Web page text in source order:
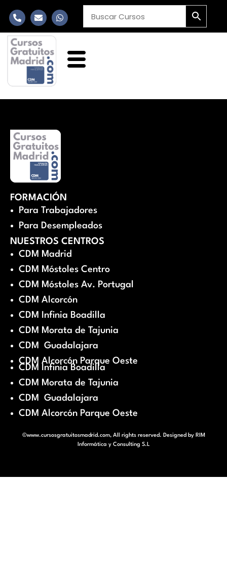
FORMACIÓN
Para Trabajadores
Para Desempleados
NUESTROS CENTROS
CDM Madrid
CDM Móstoles Centro
CDM Móstoles Av. Portugal
CDM Alcorcón
CDM Infinia Boadilla
CDM Morata de Tajunia
CDM Guadalajara
CDM Alcorcón Parque Oeste
CDM Infinia Boadilla
CDM Morata de Tajunia
CDM Guadalajara
CDM Alcorcón Parque Oeste
©www.cursosgratuitosmadrid.com, All rights reserved. Designed by RIM
Informática y Consulting S.L